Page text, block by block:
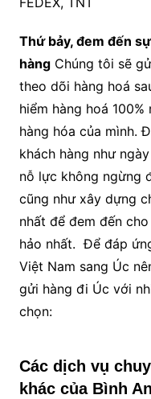
Thứ bảy, đem đến
hàngChúng tôi sẽ
theo dõi hàng hoá
hiểm hàng hoá
hàng hóa của mình.
khách hàng như
nỗ lực không ngừng
cũng như xây dựng
nhất để đem đến
hảo nhất. Để đáp
Việt Nam sang Úc
gửi hàng đi Úc với
chọn:
Các dịch vụ
khác của Bình